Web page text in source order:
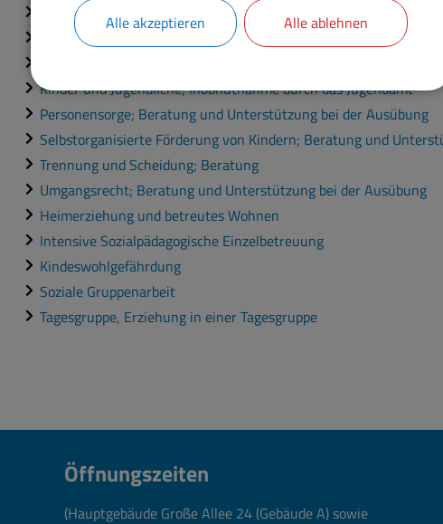
Erziehungsberatungsstellen; Beantragung einer Förderung
Erziehungshilfe; Beantragung von Hilfen zur Erziehung
Familiengericht; Mitwirkung des Jugendamtes bei gerichtlichen
Kinder und Jugendliche; Inobhutnahme durch das Jugendamt
Personensorge; Beratung und Unterstützung bei der Ausübung
Selbstorganisierte Förderung von Kindern; Beratung und
Trennung und Scheidung; Beratung
Umgangsrecht; Beratung und Unterstützung bei der Ausübung
Heimerziehung und betreutes Wohnen
Intensive Sozialpädagogische Einzelbetreuung
Kindeswohlgefährdung
Soziale Gruppenarbeit
Tagesgruppe, Erziehung in einer Tagesgruppe
Öffnungszeiten
(Hauptgebäude Große Allee 24 (Gebäude A) sowie
Alle akzeptieren Alle ablehnen